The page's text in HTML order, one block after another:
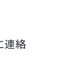
連絡